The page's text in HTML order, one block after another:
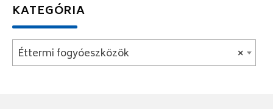
KATEGÓRIA
×
Éttermi fogyóeszközök